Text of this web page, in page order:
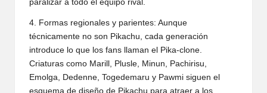
paralizar a todo el equipo rival.
4. Formas regionales y parientes: Aunque
técnicamente no son Pikachu, cada generación
introduce lo que los fans llaman el Pika-clone.
Criaturas como Marill, Plusle, Minun, Pachirisu,
Emolga, Dedenne, Togedemaru y Pawmi siguen el
esquema de diseño de Pikachu para atraer a los